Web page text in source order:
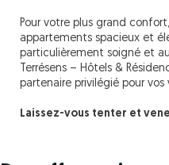
Pour votre plus grand
appartements spacieux et
particulièrement soigné et
Terrésens – Hôtels &
partenaire privilégié pour vos
Laissez-vous tenter et